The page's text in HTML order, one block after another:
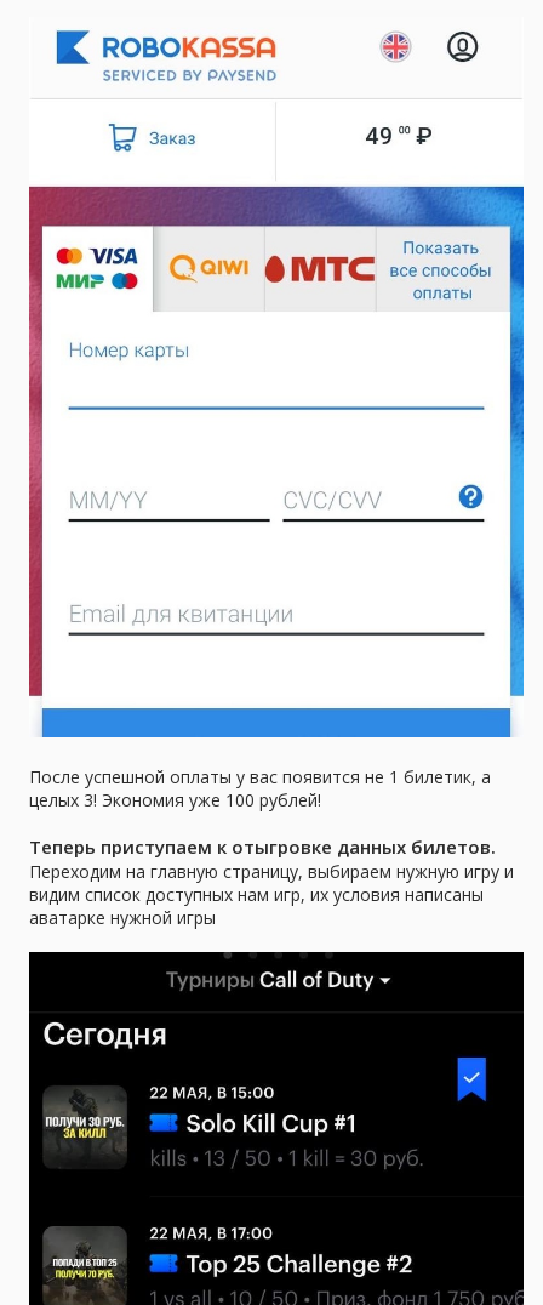
После успешной оплаты у вас появится не 1 билетик, а
целых 3! Экономия уже 100 рублей!
Теперь приступаем к отыгровке данных билетов.
Переходим на главную страницу, выбираем нужную игру и
видим список доступных нам игр, их условия написаны
аватарке нужной игры